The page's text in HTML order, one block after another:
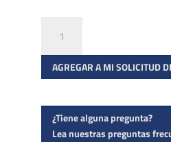
cilíndrico
cantidad
AGREGAR A MI SOLICITUD
¿Tiene alguna pregunta?
Lea nuestras preguntas